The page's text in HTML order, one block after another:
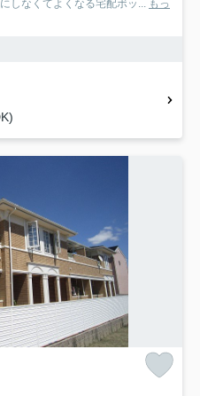
しなくてよくなる宅配ボッ... もっ